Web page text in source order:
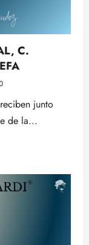
C.
junto
de la...